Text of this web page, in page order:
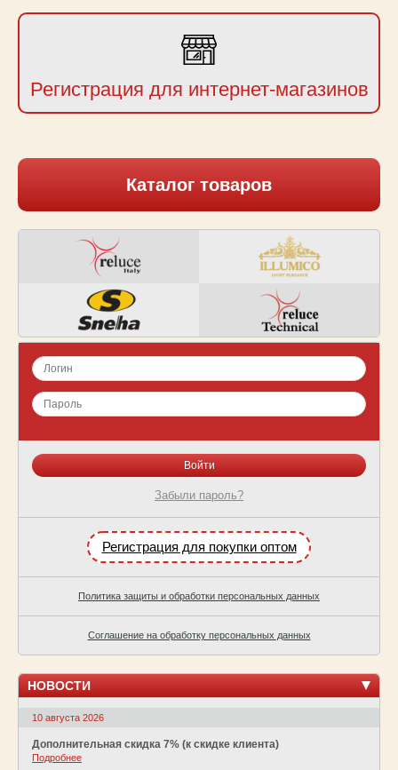
Регистрация для интернет-магазинов
Каталог товаров
Забыли пароль?
Регистрация для покупки оптом
Политика защиты и обработки персональных данных
Соглашение на обработку персональных данных
НОВОСТИ
10 августа 2026
Дополнительная скидка 7% (к скидке клиента)
Подробнее